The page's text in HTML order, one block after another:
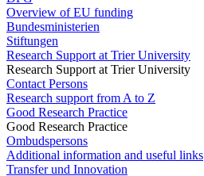
Overview of EU funding
Bundesministerien
Stiftungen
Research Support at Trier University
Research Support at Trier University
Contact Persons
Research support from A to Z
Good Research Practice
Good Research Practice
Ombudspersons
Additional information and useful links
Transfer und Innovation